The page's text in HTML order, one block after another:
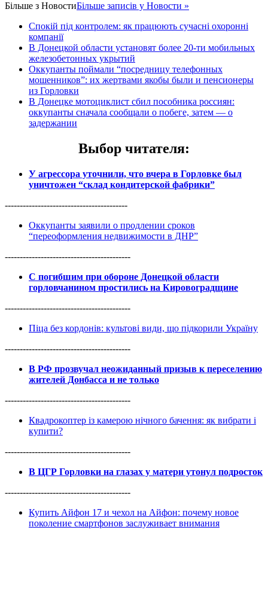
Більше з НовостиБільше записів у Новости »
Спокій під контролем: як працюють сучасні охоронні
компанії
В Донецкой области установят более 20-ти мобильных
железобетонных укрытий
Оккупанты поймали “посредницу телефонных
мошенников”: их жертвами якобы были и пенсионеры
из Горловки
В Донецке мотоциклист сбил пособника россиян:
оккупанты сначала сообщали о побеге, затем — о
задержании
Выбор читателя:
У агрессора уточнили, что вчера в Горловке был
уничтожен “склад кондитерской фабрики”
-----------------------------------------
Оккупанты заявили о продлении сроков
“переоформления недвижимости в ДНР”
------------------------------------------
С погибшим при обороне Донецкой области
горловчанином простились на Кировоградщине
------------------------------------------
Піца без кордонів: культові види, що підкорили Україну
------------------------------------------
В РФ прозвучал неожиданный призыв к переселению
жителей Донбасса и не только
------------------------------------------
Квадрокоптер із камерою нічного бачення: як вибрати і
купити?
------------------------------------------
В ЦГР Горловки на глазах у матери утонул подросток
------------------------------------------
Купить Айфон 17 и чехол на Айфон: почему новое
поколение смартфонов заслуживает внимания